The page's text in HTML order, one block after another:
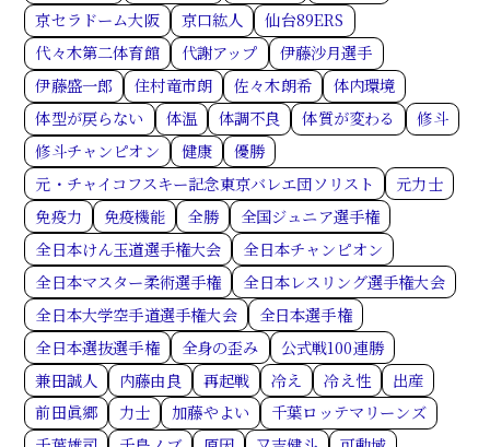
京セラドーム大阪
京口紘人
仙台89ERS
代々木第二体育館
代謝アップ
伊藤沙月選手
伊藤盛一郎
住村竜市朗 佐々木朗希
体内環境
体型が戻らない
体温 体調不良 体質が変わる
修斗
修斗チャンピオン
健康
優勝
元・チャイコフスキー記念東京バレエ団ソリスト
元力士
免疫力
免疫機能 全勝
全国ジュニア選手権
全日本けん玉道選手権大会
全日本チャンピオン
全日本マスター柔術選手権
全日本レスリング選手権大会
全日本大学空手道選手権大会
全日本選手権
全日本選抜選手権
全身の歪み
公式戦100連勝
兼田誠人
内藤由良 再起戦 冷え 冷え性
出産
前田眞郷
力士 加藤やよい
千葉ロッテマリーンズ